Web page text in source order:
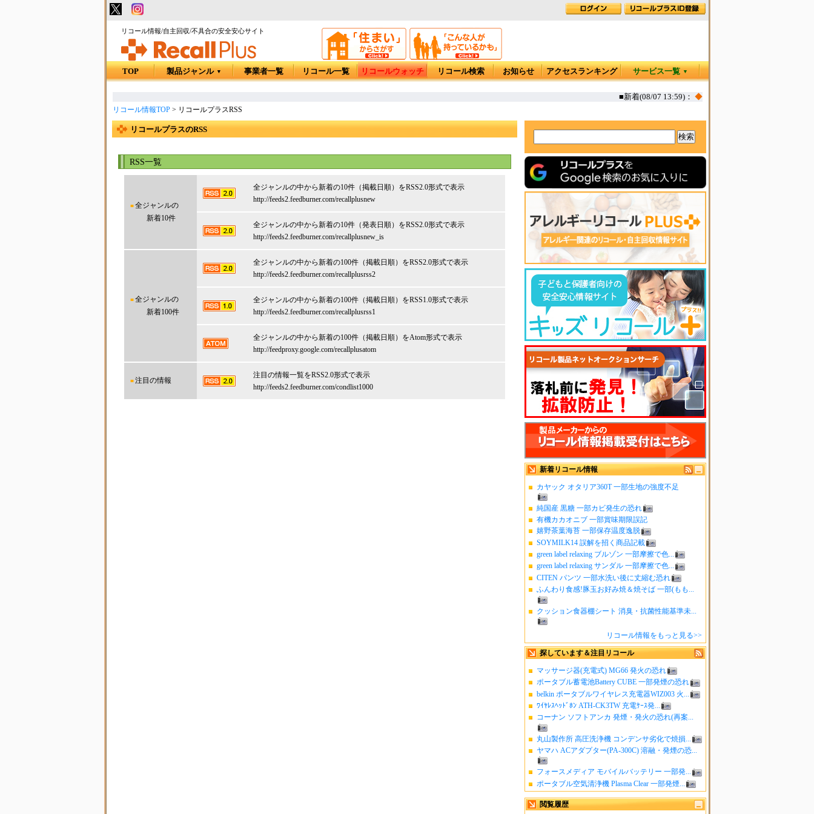
リコール情報/自主回収/不具合の安全安心サイト
TOP 製品ジャンル ▼ 事業者一覧 リコール一覧 リコールウォッチ リコール検索 お知らせ アクセスランキング サービス一覧 ▼
■新着(08/07 13:59)：◆カヤック オタリア360T 一部生
リコール情報TOP> リコールプラスRSS
新着リコール情報
カヤック オタリア360T 一部生地の強度不足
純国産 黒糖 一部カビ発生の恐れ
有機カカオニブ 一部賞味期限誤記
嬉野茶葉海苔 一部保存温度逸脱
SOYMILK14 誤解を招く商品記載
green label relaxing ブルゾン 一部摩擦で色...
green label relaxing サンダル 一部摩擦で色...
CITEN パンツ 一部水洗い後に丈縮む恐れ
ふんわり食感!豚玉お好み焼＆焼そば 一部(もも...
クッション食器棚シート 消臭・抗菌性能基準未...
リコール情報をもっと見る>>
探しています＆注目リコール
マッサージ器(充電式) MG66 発火の恐れ
ポータブル蓄電池Battery CUBE 一部発煙の恐れ
belkin ポータブルワイヤレス充電器WIZ003 火...
ﾜｲﾔﾚｽﾍｯﾄﾞﾎﾝ ATH-CK3TW 充電ｹｰｽ発...
コーナン ソフトアンカ 発煙・発火の恐れ(再案...
丸山製作所 高圧洗浄機 コンデンサ劣化で焼損...
ヤマハ ACアダプター(PA-300C) 溶融・発煙の恐...
フォースメディア モバイルバッテリー 一部発...
ポータブル空気清浄機 Plasma Clear 一部発煙...
閲覧履歴
リコールプラスのRSS
RSS一覧
■全ジャンルの
新着10件
全ジャンルの中から新着の10件（掲載日順）をRSS2.0形式で表示
http://feeds2.feedburner.com/recallplusnew
全ジャンルの中から新着の10件（発表日順）をRSS2.0形式で表示
http://feeds2.feedburner.com/recallplusnew_is
■全ジャンルの
新着100件
全ジャンルの中から新着の100件（掲載日順）をRSS2.0形式で表示
http://feeds2.feedburner.com/recallplusrss2
全ジャンルの中から新着の100件（掲載日順）をRSS1.0形式で表示
http://feeds2.feedburner.com/recallplusrss1
全ジャンルの中から新着の100件（掲載日順）をAtom形式で表示
http://feedproxy.google.com/recallplusatom
■注目の情報
注目の情報一覧をRSS2.0形式で表示
http://feeds2.feedburner.com/condlist1000